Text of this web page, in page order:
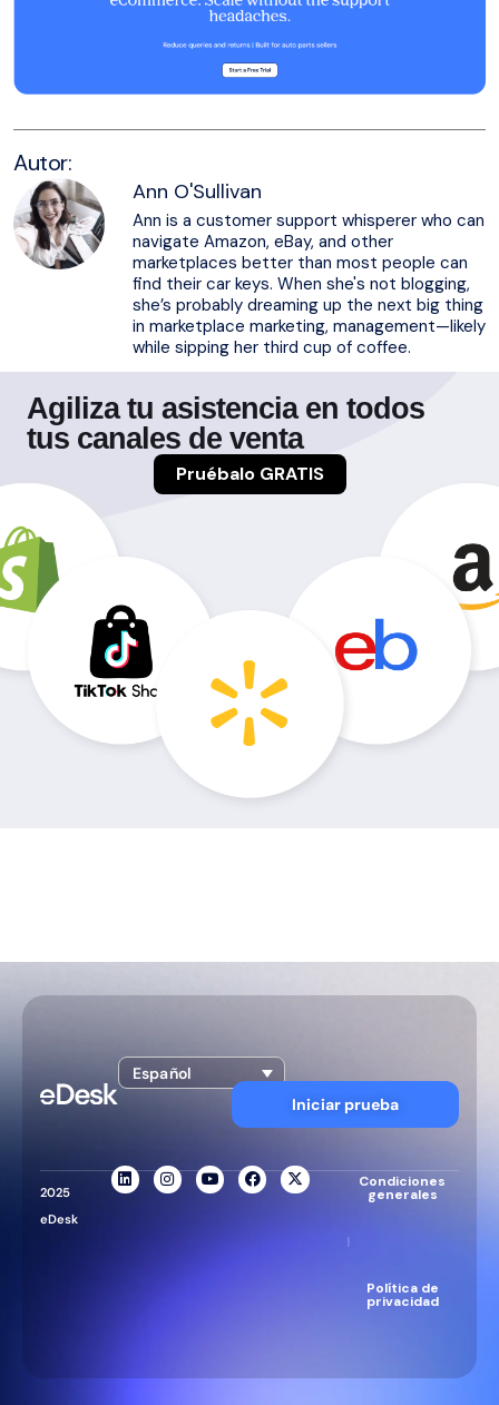
Autor:
Ann O'Sullivan
Ann is a customer support whisperer who can
navigate Amazon, eBay, and other
marketplaces better than most people can
find their car keys. When she's not blogging,
she’s probably dreaming up the next big thing
in marketplace marketing, management—likely
while sipping her third cup of coffee.
Agiliza tu asistencia en todos
tus canales de venta
Pruébalo GRATIS
Español
Iniciar prueba
2025
eDesk
Condiciones
generales
|
Política de
privacidad